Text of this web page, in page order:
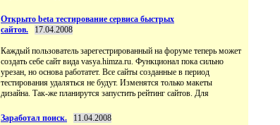
Открыто beta тестирование сервиса быстрых
сайтов.
17.04.2008
Каждый пользователь зарегестрированный на форуме теперь может
создать себе сайт вида vasya.himza.ru. Функционал пока сильно
урезан, но основа работатет. Все сайты созданные в период
тестирования удаляться не будут. Изменятся только макеты
дизайна. Так-же планирутся запустить рейтинг сайтов. Для
Заработал поиск. 11.04.2008